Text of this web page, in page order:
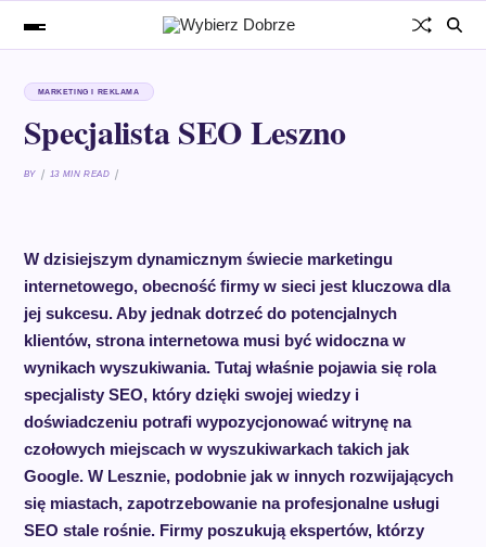
MARKETING I REKLAMA
Specjalista SEO Leszno
BY 13 MIN READ
W dzisiejszym dynamicznym świecie marketingu
internetowego, obecność firmy w sieci jest kluczowa dla
jej sukcesu. Aby jednak dotrzeć do potencjalnych
klientów, strona internetowa musi być widoczna w
wynikach wyszukiwania. Tutaj właśnie pojawia się rola
specjalisty SEO, który dzięki swojej wiedzy i
doświadczeniu potrafi wypozycjonować witrynę na
czołowych miejscach w wyszukiwarkach takich jak
Google. W Lesznie, podobnie jak w innych rozwijających
się miastach, zapotrzebowanie na profesjonalne usługi
SEO stale rośnie. Firmy poszukują ekspertów, którzy